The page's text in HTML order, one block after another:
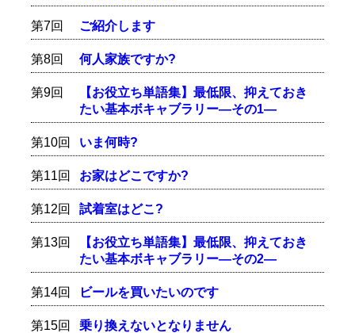
第7回 ご紹介します
第8回 何人家族ですか?
第9回
【お役立ち単語集】最低限、抑えておき
たい基本ボキャブラリー―その1―
第10回 いま何時?
第11回 お家はどこですか?
第12回 試着室はどこ?
第13回
【お役立ち単語集】最低限、抑えておき
たい基本ボキャブラリー―その2―
第14回 ビールを買いたいのです
第15回 乗り換えないとなりません